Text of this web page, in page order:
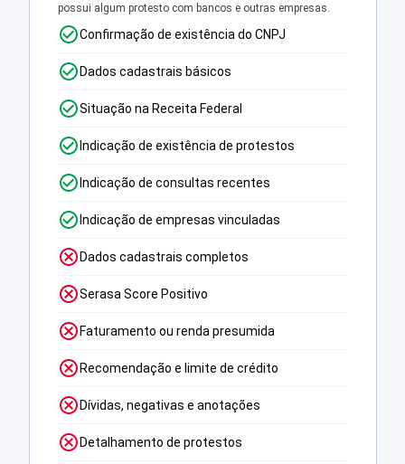
possui algum protesto com bancos e outras empresas.
Confirmação de existência do CNPJ
Dados cadastrais básicos
Situação na Receita Federal
Indicação de existência de protestos
Indicação de consultas recentes
Indicação de empresas vinculadas
Dados cadastrais completos
Serasa Score Positivo
Faturamento ou renda presumida
Recomendação e limite de crédito
Dívidas, negativas e anotações
Detalhamento de protestos